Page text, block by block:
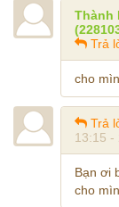
Thành
Trả
cho
Trả
13:15 -
Bạn ơi
cho